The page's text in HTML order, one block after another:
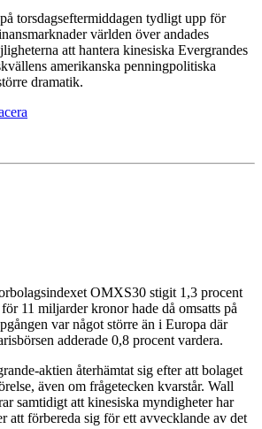
torsdagseftermiddagen tydligt upp för
världen över andades
att hantera kinesiska Evergrandes
amerikanska penningpolitiska
dramatik.
OMXS30 stigit 1,3 procent
11 miljarder kronor hade då omsatts på
var något större än i Europa där
adderade 0,8 procent vardera.
aktien återhämtat sig efter att bolaget
även om frågetecken kvarstår. Wall
samtidigt att kinesiska myndigheter har
att förbereda sig för ett avvecklande av det